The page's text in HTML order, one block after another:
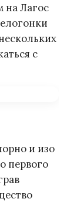
на Лагос
с
и изо
первого